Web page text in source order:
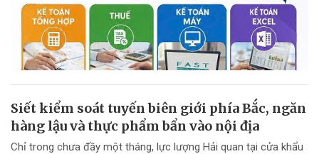
Siết kiểm soát tuyến biên giới phía Bắc, ngăn
hàng lậu và thực phẩm bẩn vào nội địa
Chỉ trong chưa đầy một tháng, lực lượng Hải quan tại cửa khẩu